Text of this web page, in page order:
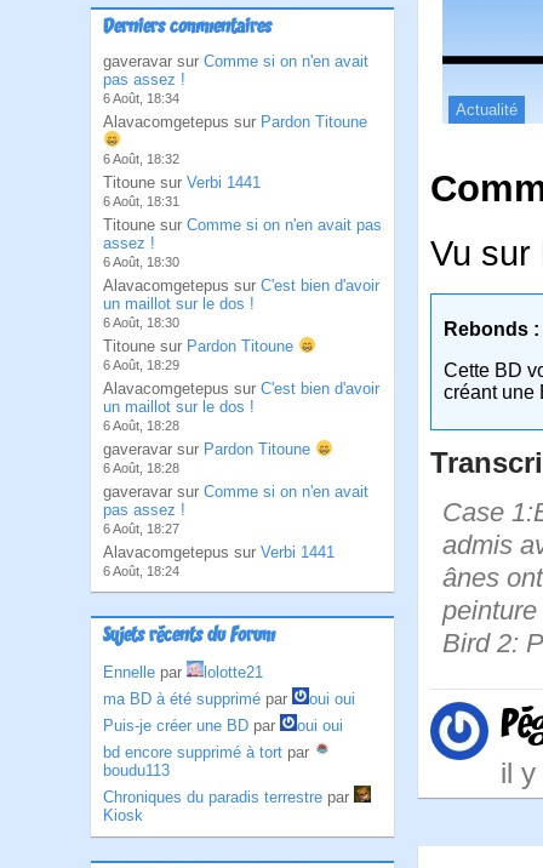
Derniers commentaires
gaveravar sur Comme si on n'en avait
pas assez !
6 Août, 18:34
Alavacomgetepus sur Pardon Titoune
6 Août, 18:32
Titoune sur Verbi 1441
6 Août, 18:31
Titoune sur Comme si on n'en avait pas
assez !
6 Août, 18:30
Alavacomgetepus sur C'est bien d'avoir
un maillot sur le dos !
6 Août, 18:30
Titoune sur Pardon Titoune
6 Août, 18:29
Alavacomgetepus sur C'est bien d'avoir
un maillot sur le dos !
6 Août, 18:28
gaveravar sur Pardon Titoune
6 Août, 18:28
gaveravar sur Comme si on n'en avait
pas assez !
6 Août, 18:27
Alavacomgetepus sur Verbi 1441
6 Août, 18:24
Sujets récents du Forum
Ennelle par
lolotte21
ma BD à été supprimé par
oui oui
Puis-je créer une BD par
oui oui
bd encore supprimé à tort par
boudu113
Chroniques du paradis terrestre par
Kiosk
Actualité
Vu sur
Rebonds :
Cette BD
créant une
Case
admis
ânes
Bird 2:
il y